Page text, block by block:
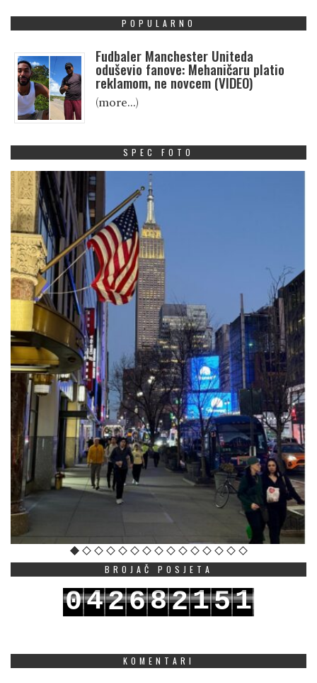
POPULARNO
Fudbaler Manchester Uniteda
oduševio fanove: Mehaničaru platio
reklamom, ne novcem (VIDEO)
(more…)
SPEC FOTO
BROJAČ POSJETA
042682151
KOMENTARI